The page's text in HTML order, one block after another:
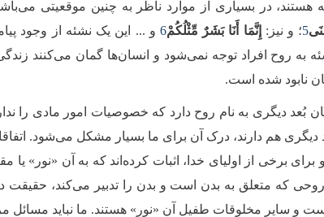
در بسیاری از موارد ناظر به چنین موقعیتی
5؛ و نیز: إِنَّمَا أَنَا بَشَرٌ مِّثْلُكُمْ6 و ... این یک نشئه از وجود
به روح افراد توجه نمی‌شود و انسان‌ها گمان می‌کنند
نابود شده است.
بُعد دیگری به نام روح دارد که خصوصیات امور مادی را
دیگری هم دارند، درک آن برای ما بسیار مشکل می‌شود.
برخی از اولیای خدا، اثبات کرده‌اند که به آن «نور» یا
روحی که متعلق به بدن است و بدن را تدبیر می‌‌کند، حقیقت
و سایر مخلوقات طفیل آن «نور» هستند. ما نباید مسائل